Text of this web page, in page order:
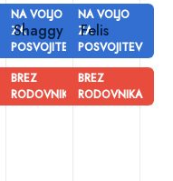
NA VOLJO
ZA
POSVOJITEV
BREZ
RODOVNIKA
Shaggy
NA VOLJO
ZA
POSVOJITEV
BREZ
RODOVNIKA
Felis